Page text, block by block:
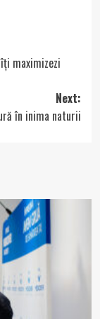
maximizezi
Next:
în inima naturii